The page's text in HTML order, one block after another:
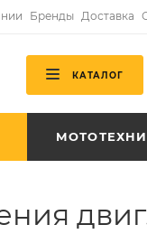
Бренды Доставка
КАТАЛОГ